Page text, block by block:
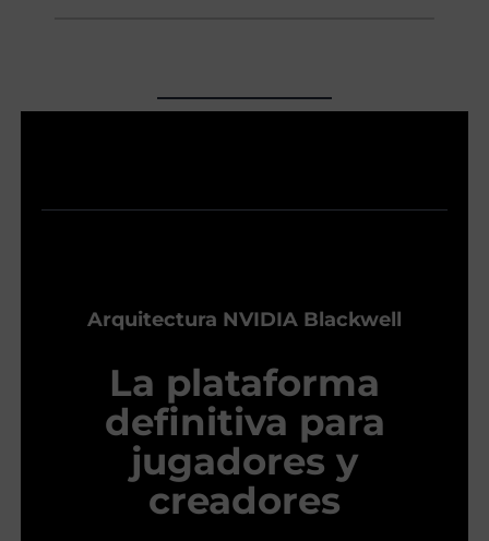
Arquitectura NVIDIA Blackwell
La plataforma
definitiva para
jugadores y
creadores